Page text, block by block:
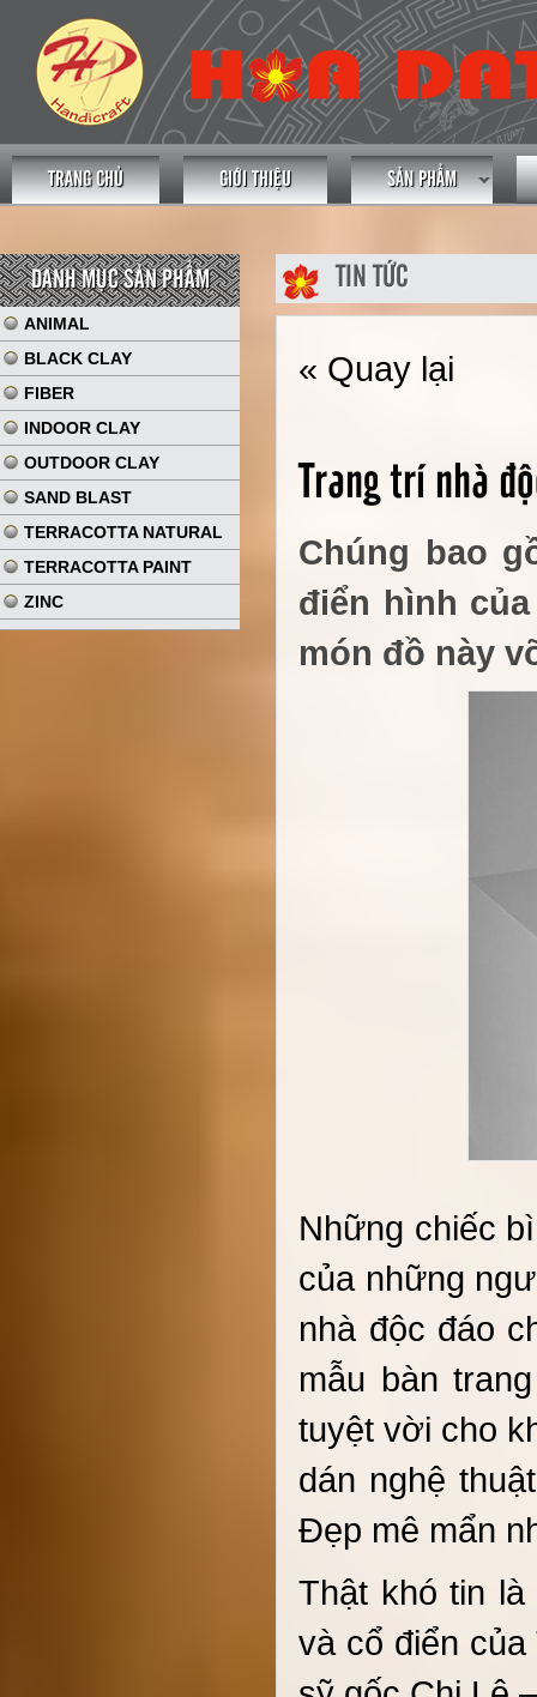
TRANG CHỦ GIỚI THIỆU SẢN PHẨM
DANH MỤC SẢN PHẨM
ANIMAL
BLACK CLAY
FIBER
INDOOR CLAY
OUTDOOR CLAY
SAND BLAST
TERRACOTTA NATURAL
TERRACOTTA PAINT
ZINC
TIN TỨC
« Quay lại
Trang trí nhà
Chúng bao
điển hình
món đồ này
Những chiếc
của những
nhà độc đáo
mẫu bàn
tuyệt vời cho
dán nghệ
Đẹp mê mẩn
Thật khó tin
và cổ điển